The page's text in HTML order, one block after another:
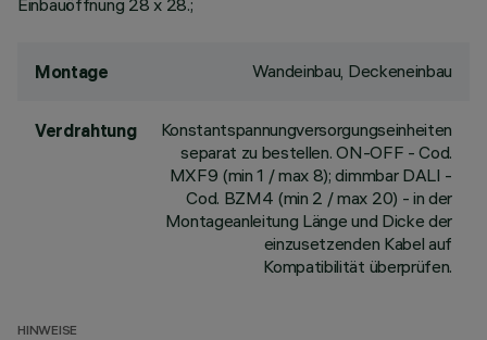
Einbauöffnung 28 x 28.;
Montage Wandeinbau, Deckeneinbau
Verdrahtung
Konstantspannungversorgungseinheiten
separat zu bestellen. ON-OFF - Cod.
MXF9 (min 1 / max 8); dimmbar DALI -
Cod. BZM4 (min 2 / max 20) - in der
Montageanleitung Länge und Dicke der
einzusetzenden Kabel auf
Kompatibilität überprüfen.
HINWEISE